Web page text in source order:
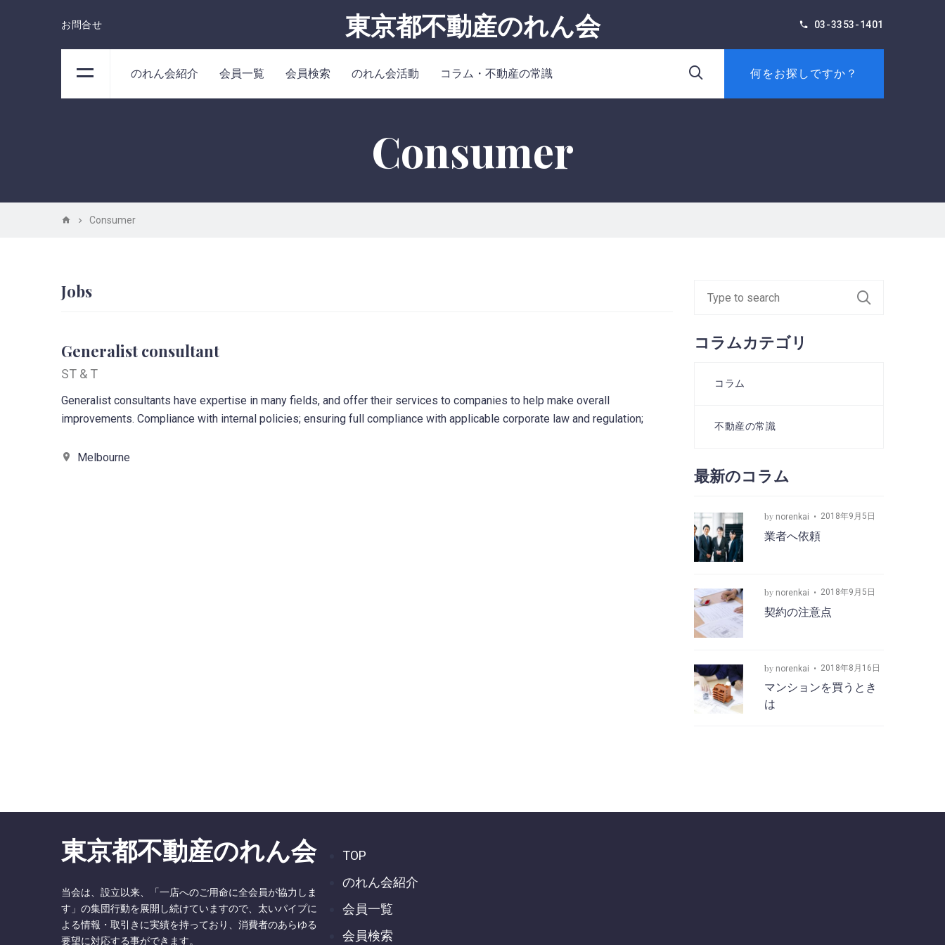
お問合せ 東京都不動産のれん会 03-3353-1401
のれん会紹介 会員一覧 会員検索 のれん会活動 コラム・不動産の常識 何をお探しですか？
Consumer
Consumer
Jobs
Generalist consultant
ST & T
Generalist consultants have expertise in many fields, and offer their services to companies to help make overall
improvements. Compliance with internal policies; ensuring full compliance with applicable corporate law and regulation;
Melbourne
コラムカテゴリ
コラム
不動産の常識
最新のコラム
by norenkai 2018年9月5日
業者へ依頼
by norenkai 2018年9月5日
契約の注意点
by norenkai 2018年8月16日
マンションを買うとき
は
東京都不動産のれん会
当会は、設立以来、「一店へのご用命に全会員が協力しま
す」の集団行動を展開し続けていますので、太いパイプに
よる情報・取引きに実績を持っており、消費者のあらゆる
要望に対応する事ができます。
TOP
のれん会紹介
会員一覧
会員検索